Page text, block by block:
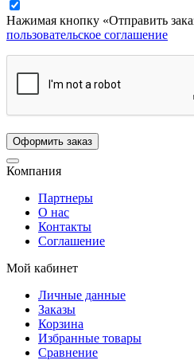
Нажимая кнопку «Отправить
пользовательское соглашение
Компания
Партнеры
О нас
Контакты
Соглашение
Мой кабинет
Личные данные
Заказы
Корзина
Избранные товары
Сравнение